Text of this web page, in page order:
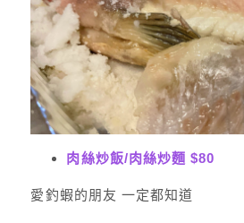
肉絲炒飯/肉絲炒麵 $80
愛釣蝦的朋友 一定都知道